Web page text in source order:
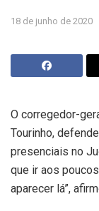
18 de junho de 2020
O corregedor-
Tourinho,
presenciais no
que ir aos
aparecer lá”,